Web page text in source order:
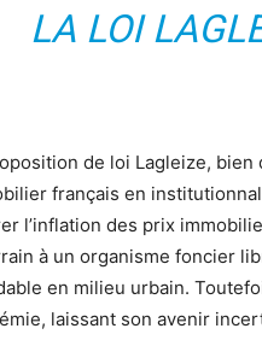
LA LOI
de loi Lagleize,
français en
l’inflation des prix
à un organisme foncier
en milieu urbain.
laissant son avenir